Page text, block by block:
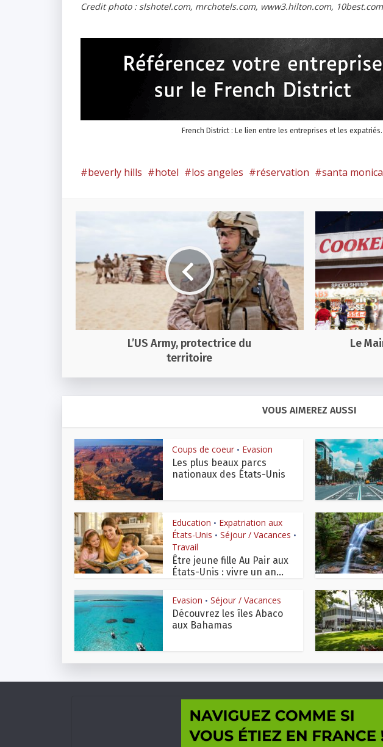
Credit photo : slshotel.com, mrchotels.com, www3.hilton.com,
French District : Le lien entre les entreprises et les
beverly hills hotel los angeles réservation santa monica
L’US Army, protectrice du
territoire
Le
VOUS AIMEREZ AUSSI
Coups de coeur • Evasion
Les plus beaux parcs
nationaux des États-Unis
Education • Expatriation aux
États-Unis • Séjour / Vacances •
Travail
Être jeune fille Au Pair aux
États-Unis : vivre un an...
Evasion • Séjour / Vacances
Découvrez les îles Abaco
aux Bahamas